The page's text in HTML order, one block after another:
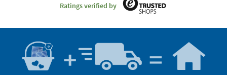
Ratings verified by